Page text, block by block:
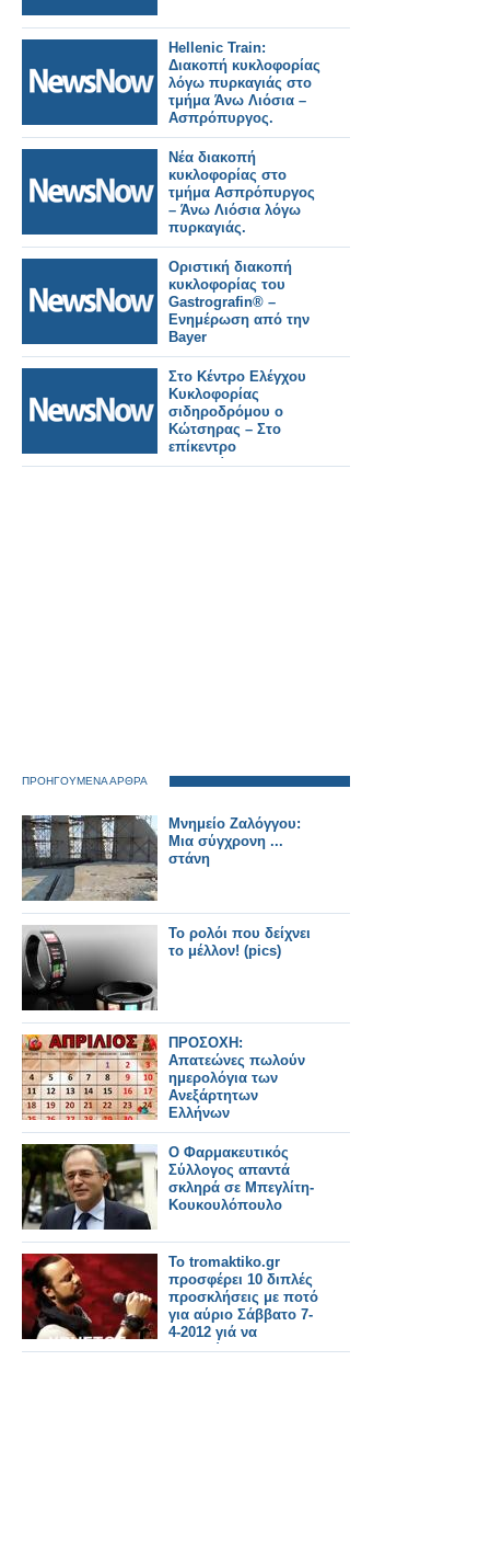
Hellenic Train:
Διακοπή κυκλοφορίας
λόγω πυρκαγιάς στο
τμήμα Άνω Λιόσια –
Ασπρόπυργος.
Νέα διακοπή
κυκλοφορίας στο
τμήμα Ασπρόπυργος
– Άνω Λιόσια λόγω
πυρκαγιάς.
Οριστική διακοπή
κυκλοφορίας του
Gastrografin® –
Ενημέρωση από την
Bayer
Στο Κέντρο Ελέγχου
Κυκλοφορίας
σιδηροδρόμου ο
Κώτσηρας – Στο
επίκεντρο
τηλεδιοίκηση και
ΠΡΟΗΓΟΥΜΕΝΑ ΑΡΘΡΑ
Μνημείο Ζαλόγγου:
Μια σύγχρονη ...
στάνη
Το ρολόι που δείχνει
το μέλλον! (pics)
ΠΡΟΣΟΧΗ:
Απατεώνες πωλούν
ημερολόγια των
Ανεξάρτητων
Ελλήνων
Ο Φαρμακευτικός
Σύλλογος απαντά
σκληρά σε Μπεγλίτη-
Κουκουλόπουλο
Το tromaktiko.gr
προσφέρει 10 διπλές
προσκλήσεις με ποτό
για αύριο Σάββατο 7-
4-2012 γιά να
απολαύστε με την